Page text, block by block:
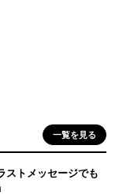
一覧を見る
トメッセージでも